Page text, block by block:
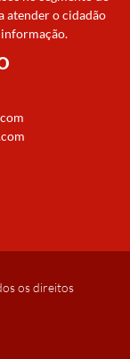
atender o cidadão
os direitos